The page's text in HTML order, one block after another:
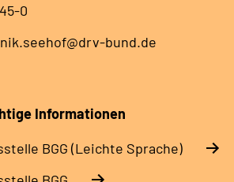
0
bund.de
Informationen
BGG (Leichte Sprache)